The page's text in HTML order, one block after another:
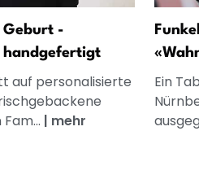
Geburt -
handgefertigt
auf personalisierte
| mehr
Ein